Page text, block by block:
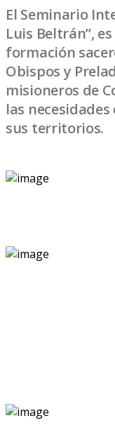
El Seminario
Luis Beltrán”,
formación
Obispos y
misioneros de
las
sus territorios.